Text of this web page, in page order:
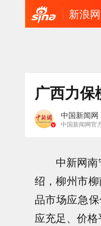
新浪网
广西力保
中国新闻网
中国新闻网官
中新网南
绍，柳州市
品市场应急
应充足、价格